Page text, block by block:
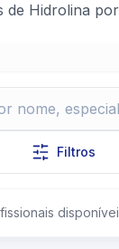
Clique para assistir
de Hidrolina
Filtros